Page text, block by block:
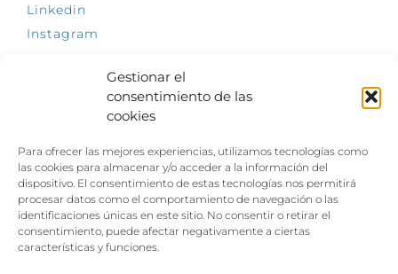
Gestionar el
consentimiento de las
cookies
Para ofrecer las mejores experiencias, utilizamos tecnologías como
las cookies para almacenar y/o acceder a la información del
dispositivo. El consentimiento de estas tecnologías nos permitirá
procesar datos como el comportamiento de navegación o las
identificaciones únicas en este sitio. No consentir o retirar el
consentimiento, puede afectar negativamente a ciertas
características y funciones.
Linkedin
Instagram
El empleo, la gran llave para una vida
independiente: Fundación Dfa reclama un
impulso decidido a la inclusión laboral de las
personas con discapacidad
Clown, circo y magia: el Jardín de las Artes